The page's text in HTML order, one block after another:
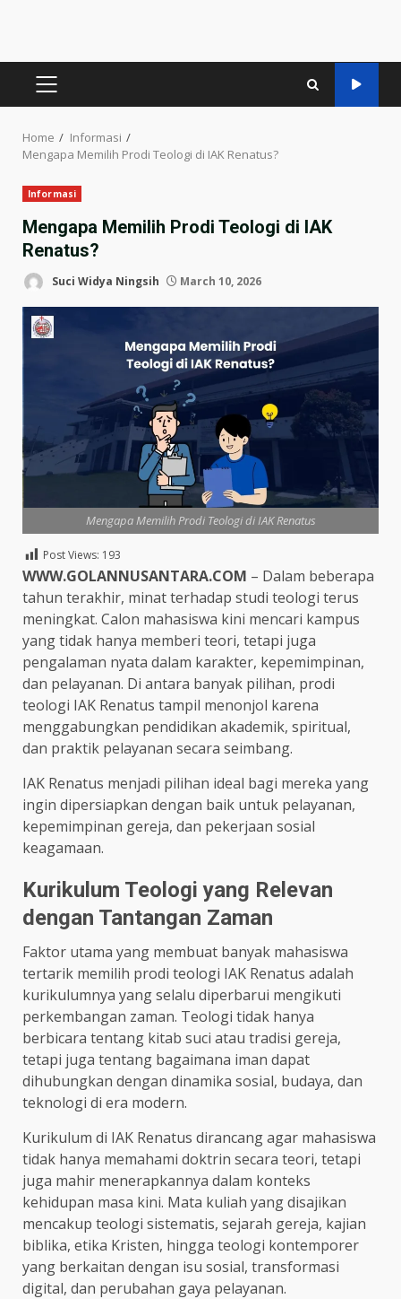
PRIMARY
Home
Informasi
Mengapa Memilih Prodi Teologi di IAK Renatus?
Informasi
Mengapa Memilih Prodi Teologi di IAK
Renatus?
Suci Widya Ningsih March 10, 2026
Mengapa Memilih Prodi Teologi di IAK Renatus
Post Views: 193
WWW.GOLANNUSANTARA.COM – Dalam beberapa
tahun terakhir, minat terhadap studi teologi terus
meningkat. Calon mahasiswa kini mencari kampus
yang tidak hanya memberi teori, tetapi juga
pengalaman nyata dalam karakter, kepemimpinan,
dan pelayanan. Di antara banyak pilihan, prodi
teologi IAK Renatus tampil menonjol karena
menggabungkan pendidikan akademik, spiritual,
dan praktik pelayanan secara seimbang.
IAK Renatus menjadi pilihan ideal bagi mereka yang
ingin dipersiapkan dengan baik untuk pelayanan,
kepemimpinan gereja, dan pekerjaan sosial
keagamaan.
Kurikulum Teologi yang Relevan
dengan Tantangan Zaman
Faktor utama yang membuat banyak mahasiswa
tertarik memilih prodi teologi IAK Renatus adalah
kurikulumnya yang selalu diperbarui mengikuti
perkembangan zaman. Teologi tidak hanya
berbicara tentang kitab suci atau tradisi gereja,
tetapi juga tentang bagaimana iman dapat
dihubungkan dengan dinamika sosial, budaya, dan
teknologi di era modern.
Kurikulum di IAK Renatus dirancang agar mahasiswa
tidak hanya memahami doktrin secara teori, tetapi
juga mahir menerapkannya dalam konteks
kehidupan masa kini. Mata kuliah yang disajikan
mencakup teologi sistematis, sejarah gereja, kajian
biblika, etika Kristen, hingga teologi kontemporer
yang berkaitan dengan isu sosial, transformasi
digital, dan perubahan gaya pelayanan.